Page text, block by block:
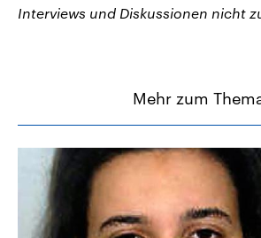
Interviews und Diskussionen nicht
Mehr zum